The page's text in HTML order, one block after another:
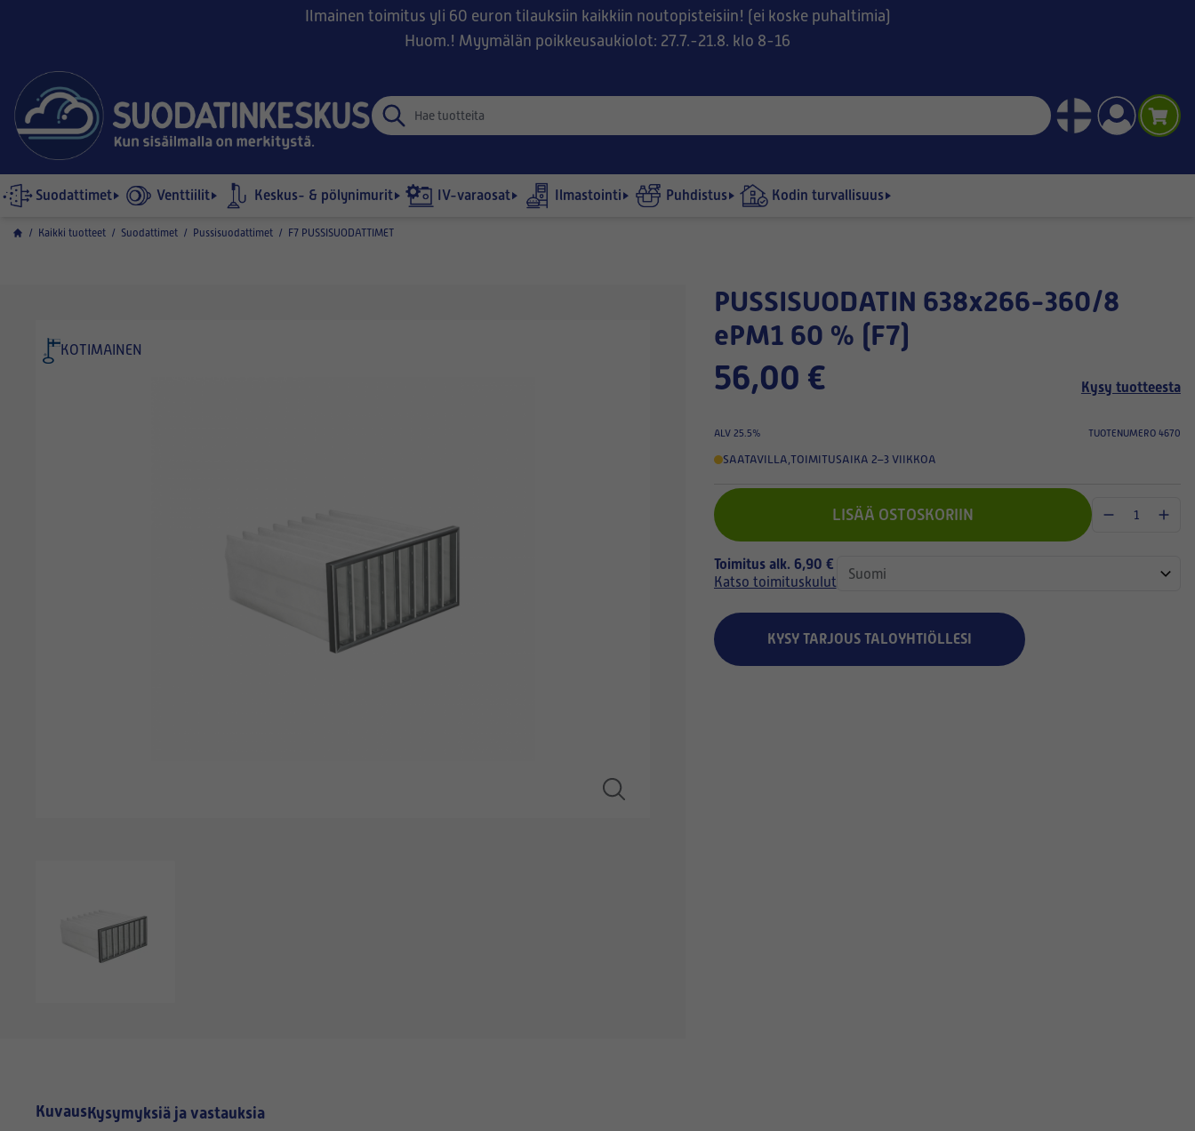
Ilmainen toimitus yli 60 euron tilauksiin kaikkiin noutopisteisiin! (ei koske puhaltimia)
Huom.! Myymälän poikkeusaukiolot: 27.7.-21.8. klo 8-16
Suodattimet Venttiilit Keskus- & pölynimurit IV-varaosat Ilmastointi Puhdistus Kodin turvallisuus
/ Kaikki tuotteet / Suodattimet / Pussisuodattimet / F7 PUSSISUODATTIMET
KOTIMAINEN
PUSSISUODATIN 638x266-360/8
ePM1 60 % (F7)
56,00 € Kysy tuotteesta
ALV 25.5% TUOTENUMERO 4670
SAATAVILLA,TOIMITUSAIKA 2–3 VIIKKOA
LISÄÄ OSTOSKORIIN
Toimitus alk. 6,90 €
Katso toimituskulut
KYSY TARJOUS TALOYHTIÖLLESI
KuvausKysymyksiä ja vastauksia